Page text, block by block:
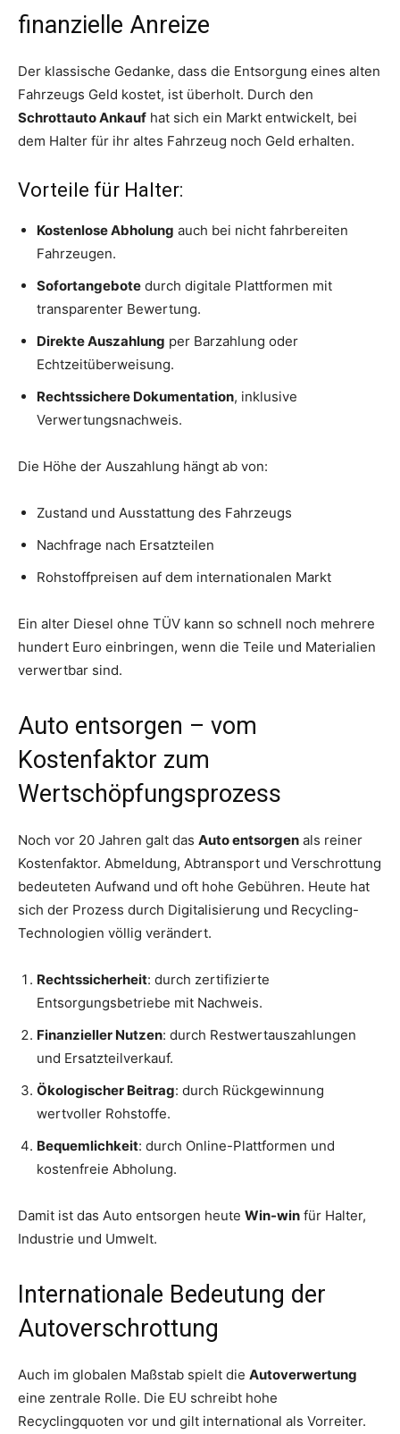
finanzielle Anreize
Der klassische Gedanke, dass die Entsorgung eines alten
Fahrzeugs Geld kostet, ist überholt. Durch den
Schrottauto Ankauf hat sich ein Markt entwickelt, bei
dem Halter für ihr altes Fahrzeug noch Geld erhalten.
Vorteile für Halter:
Kostenlose Abholung auch bei nicht fahrbereiten
Fahrzeugen.
Sofortangebote durch digitale Plattformen mit
transparenter Bewertung.
Direkte Auszahlung per Barzahlung oder
Echtzeitüberweisung.
Rechtssichere Dokumentation, inklusive
Verwertungsnachweis.
Die Höhe der Auszahlung hängt ab von:
Zustand und Ausstattung des Fahrzeugs
Nachfrage nach Ersatzteilen
Rohstoffpreisen auf dem internationalen Markt
Ein alter Diesel ohne TÜV kann so schnell noch mehrere
hundert Euro einbringen, wenn die Teile und Materialien
verwertbar sind.
Auto entsorgen – vom
Kostenfaktor zum
Wertschöpfungsprozess
Noch vor 20 Jahren galt das Auto entsorgen als reiner
Kostenfaktor. Abmeldung, Abtransport und Verschrottung
bedeuteten Aufwand und oft hohe Gebühren. Heute hat
sich der Prozess durch Digitalisierung und Recycling-
Technologien völlig verändert.
Rechtssicherheit: durch zertifizierte
Entsorgungsbetriebe mit Nachweis.
Finanzieller Nutzen: durch Restwertauszahlungen
und Ersatzteilverkauf.
Ökologischer Beitrag: durch Rückgewinnung
wertvoller Rohstoffe.
Bequemlichkeit: durch Online-Plattformen und
kostenfreie Abholung.
Damit ist das Auto entsorgen heute Win-win für Halter,
Industrie und Umwelt.
Internationale Bedeutung der
Autoverschrottung
Auch im globalen Maßstab spielt die Autoverwertung
eine zentrale Rolle. Die EU schreibt hohe
Recyclingquoten vor und gilt international als Vorreiter.